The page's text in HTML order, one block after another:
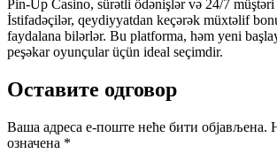
Pin-Up Casino, sürətli ödənişlər və 24/7 müştəri
İstifadəçilər, qeydiyyatdan keçərək müxtəlif
faydalana bilərlər. Bu platforma, həm yeni
peşəkar oyunçular üçün ideal seçimdir.
Оставите одговор
Ваша адреса е-поште неће бити објављена.
означена *